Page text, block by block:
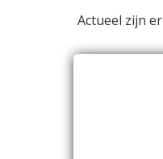
Actueel zijn er